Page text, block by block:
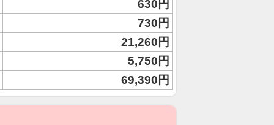
630円
730円
21,260円
5,750円
69,390円